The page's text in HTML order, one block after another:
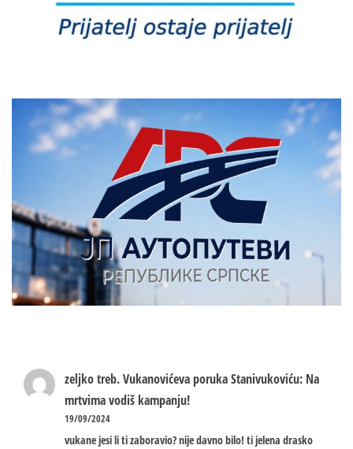
zeljko treb.Vukanovićeva poruka Stanivukoviću: Na
mrtvima vodiš kampanju!
19/09/2024
vukane jesi li ti zaboravio? nije davno bilo! ti jelena drasko